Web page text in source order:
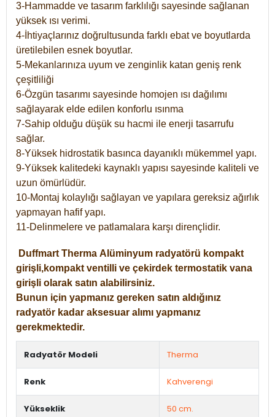
3-Hammadde ve tasarım farklılığı sayesinde sağlanan
yüksek ısı verimi.
4-İhtiyaçlarınız doğrultusunda farklı ebat ve boyutlarda
üretilebilen esnek boyutlar.
5-Mekanlarınıza uyum ve zenginlik katan geniş renk
çeşitliliği
6-Özgün tasarımı sayesinde homojen ısı dağılımı
sağlayarak elde edilen konforlu ısınma
7-Sahip olduğu düşük su hacmi ile enerji tasarrufu
sağlar.
8-Yüksek hidrostatik basınca dayanıklı mükemmel yapı.
9-Yüksek kalitedeki kaynaklı yapısı sayesinde kaliteli ve
uzun ömürlüdür.
10-Montaj kolaylığı sağlayan ve yapılara gereksiz ağırlık
yapmayan hafif yapı.
11-Delinmelere ve patlamalara karşı dirençlidir.
Duffmart Therma Alüminyum radyatörü kompakt
girişli,kompakt ventilli ve çekirdek termostatik vana
girişli olarak satın alabilirsiniz.
Bunun için yapmanız gereken satın aldığınız
radyatör kadar aksesuar alımı yapmanız
gerekmektedir.
Radyatör Modeli Therma
Renk Kahverengi
Yükseklik 50 cm.